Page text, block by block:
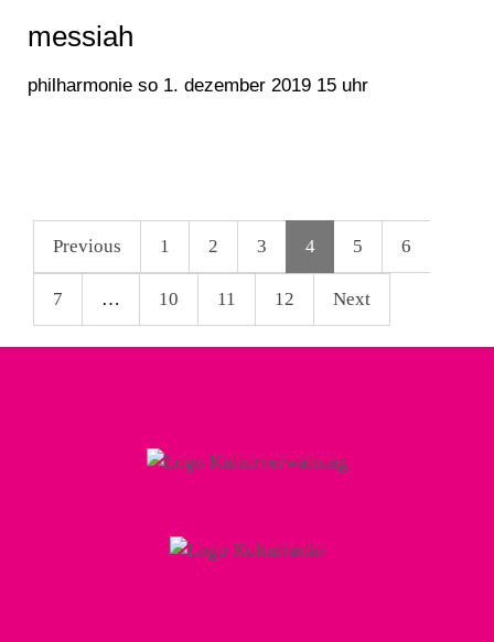
messiah
philharmonie so 1. dezember 2019 15 uhr
Previous 1 2 3 4 5 6
7 … 10 11 12 Next